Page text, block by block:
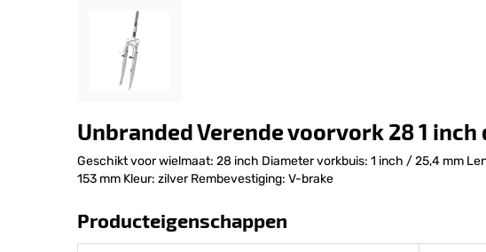
Unbranded Verende voorvork 28 1
Geschikt voor wielmaat: 28 inch Diameter vorkbuis: 1 inch / 25,4 mm
153 mm Kleur: zilver Rembevestiging: V-brake
Producteigenschappen